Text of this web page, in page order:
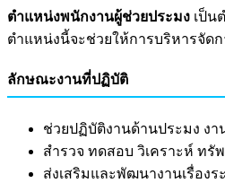
ตำแหน่งพนักงานผู้ช่วยประมง เป็น
ตำแหน่งนี้จะช่วยให้การบริหารจัด
ลักษณะงานที่ปฏิบัติ
ช่วยปฏิบัติงานด้านประมง งา
สำรวจ ทดสอบ วิเคราะห์ ทรั
ส่งเสริมและพัฒนางานเรื่องร